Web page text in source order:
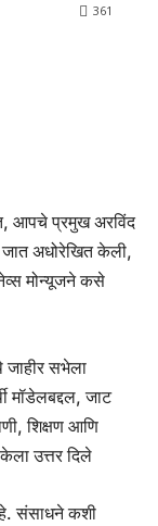
361
आपचे प्रमुख अरविंद
जात अधोरेखित केली,
मोन्यूजने कसे
जाहीर सभेला
मॉडेलबद्दल, जाट
शिक्षण आणि
उत्तर दिले
संसाधने कशी